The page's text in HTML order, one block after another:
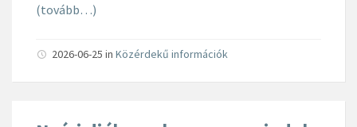
(tovább…)
2026-06-25 in Közérdekű információk